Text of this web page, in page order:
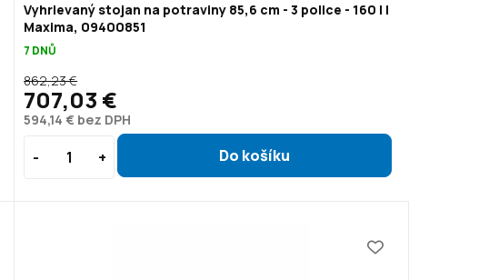
Vyhrievaný stojan na potraviny 85,6 cm - 3 police - 160 l |
Maxima, 09400851
7 DNŮ
594,14 € bez DPH
862,23 €
707,03 €